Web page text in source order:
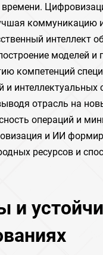
интеллект
моделей
компетенций
и
отрасль на
операций и
и ИИ
ресурсов и
и